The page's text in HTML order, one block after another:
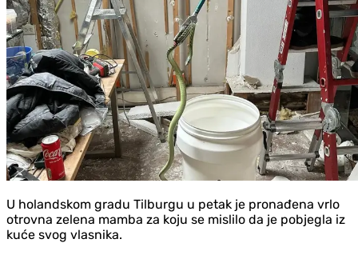
U holandskom gradu Tilburgu u petak je pronađena vrlo
otrovna zelena mamba za koju se mislilo da je pobjegla iz
kuće svog vlasnika.